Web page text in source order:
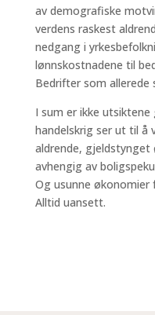
av demografiske
verdens raskest
nedgang i
lønnskostnadene til
Bedrifter som allerede
I sum er ikke
handelskrig ser ut til å
aldrende,
avhengig av
Og usunne økonomier
Alltid uansett.